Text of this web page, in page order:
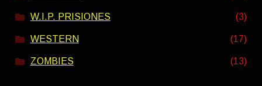
W.I.P. PRISIONES (3)
WESTERN (17)
ZOMBIES (13)